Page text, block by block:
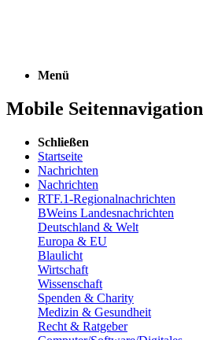
Menü
Mobile Seitennavigation
Schließen
Startseite
Nachrichten
Nachrichten
RTF.1-Regionalnachrichten
BWeins Landesnachrichten
Deutschland & Welt
Europa & EU
Blaulicht
Wirtschaft
Wissenschaft
Spenden & Charity
Medizin & Gesundheit
Recht & Ratgeber